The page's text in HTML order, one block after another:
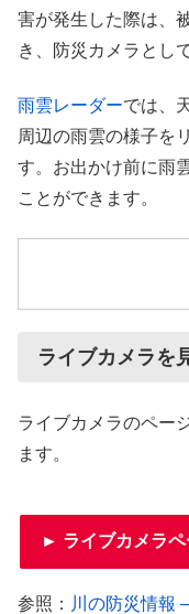
害が発生した際は、
き、防災カメラとし
雨雲レーダーでは、
周辺の雨雲の様子を
す。お出かけ前に雨
ことができます。
ライブカメラを
ライブカメラのペー
ます。
► ライブカメラペ
参照： 川の防災情報